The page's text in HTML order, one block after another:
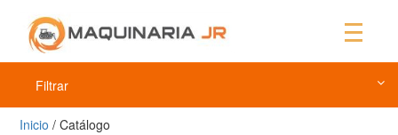
Filtrar
Inicio / Catálogo